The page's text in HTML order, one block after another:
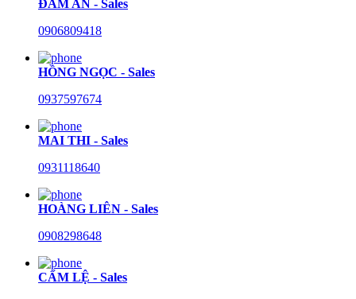
ĐÀM AN - Sales
0906809418
HỒNG NGỌC - Sales
0937597674
MAI THI - Sales
0931118640
HOÀNG LIÊN - Sales
0908298648
CẨM LỆ - Sales